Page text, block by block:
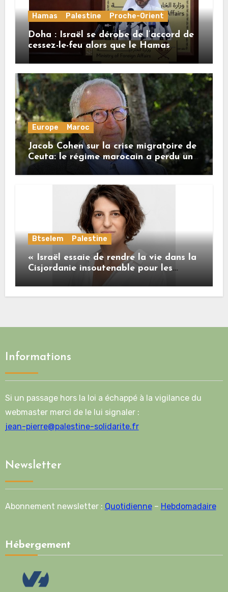
Hamas Palestine Proche-Orient
Doha : Israël se dérobe de l’accord de
cessez-le-feu alors que le Hamas
honore ses engagements
Europe Maroc
Jacob Cohen sur la crise migratoire de
Ceuta: le régime marocain a perdu une
bonne part de sa crédibilité vis-à-vis
de l’Union européenne
Btselem Palestine
« Israël essaie de rendre la vie dans la
Cisjordanie insoutenable pour les
Informations
Si un passage hors la loi a échappé à la vigilance du
webmaster merci de le lui signaler :
jean-pierre@palestine-solidarite.fr
Newsletter
Abonnement newsletter : Quotidienne– Hebdomadaire
Hébergement